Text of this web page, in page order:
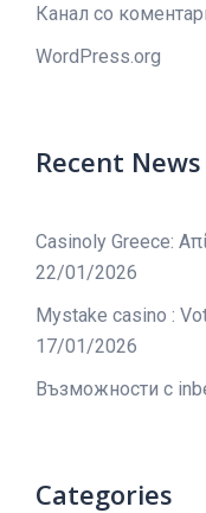
Канал со
WordPress.org
Recent News
Casinoly Greece:
22/01/2026
Mystake casino :
17/01/2026
Възможности с
Categories